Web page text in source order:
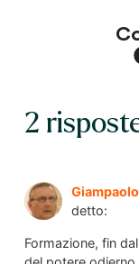
2
detto:
Formazione, fin